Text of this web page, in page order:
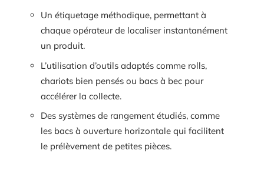
Un étiquetage méthodique, permettant à
chaque opérateur de localiser instantanément
un produit.
L’utilisation d’outils adaptés comme rolls,
chariots bien pensés ou bacs à bec pour
accélérer la collecte.
Des systèmes de rangement étudiés, comme
les bacs à ouverture horizontale qui facilitent
le prélèvement de petites pièces.